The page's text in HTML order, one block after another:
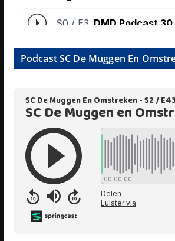
Podcast SC De Muggen En